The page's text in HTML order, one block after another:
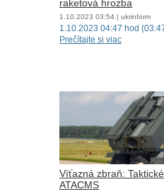
raketová hrozba
1.10.2023 03:54 | ukrinform
1.10.2023 04:47 hod
Prečítajte si viac
Víťazná zbraň:
ATACMS